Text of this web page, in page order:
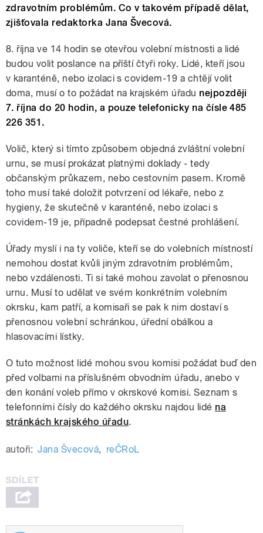
zdravotním problémům. Co v takovém případě dělat,
zjišťovala redaktorka Jana Švecová.
8. října ve 14 hodin se otevřou volební místnosti a lidé
budou volit poslance na příští čtyři roky. Lidé, kteří jsou
v karanténě, nebo izolaci s covidem-19 a chtějí volit
doma, musí o to požádat na krajském úřadu nejpozději
7. října do 20 hodin, a pouze telefonicky na čísle 485
226 351.
Volič, který si tímto způsobem objedná zvláštní volební
urnu, se musí prokázat platnými doklady - tedy
občanským průkazem, nebo cestovním pasem. Kromě
toho musí také doložit potvrzení od lékaře, nebo z
hygieny, že skutečně v karanténě, nebo izolaci s
covidem-19 je, případně podepsat čestné prohlášení.
Úřady myslí i na ty voliče, kteří se do volebních místností
nemohou dostat kvůli jiným zdravotním problémům,
nebo vzdálenosti. Ti si také mohou zavolat o přenosnou
urnu. Musí to udělat ve svém konkrétním volebním
okrsku, kam patří, a komisaři se pak k nim dostaví s
přenosnou volební schránkou, úřední obálkou a
hlasovacími lístky.
O tuto možnost lidé mohou svou komisi požádat buď den
před volbami na příslušném obvodním úřadu, anebo v
den konání voleb přímo v okrskové komisi. Seznam s
telefonními čísly do každého okrsku najdou lidé na
stránkách krajského úřadu.
autoři: Jana Švecová, reČRoL